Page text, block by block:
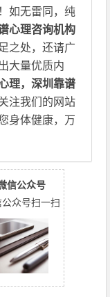
如无雷同，纯
心理咨询机构
之处，还请广
大量优质内
理，深圳靠谱
注我们的网站
身体健康，万
信公众号
众号扫一扫